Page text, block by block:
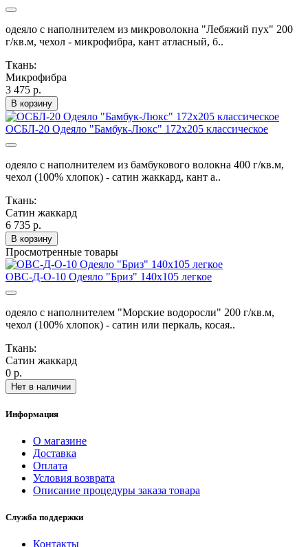
одеяло с наполнителем из микроволокна "Лебяжий пух" 200
г/кв.м, чехол - микрофибра, кант атласный, б..
Ткань:
Микрофибра
3 475 р.
В корзину
ОСБЛ-20 Одеяло "Бамбук-Люкс" 172х205 классическое
одеяло с наполнителем из бамбукового волокна 400 г/кв.м,
чехол (100% хлопок) - сатин жаккард, кант а..
Ткань:
Сатин жаккард
6 735 р.
В корзину
Просмотренные товары
ОВС-Д-О-10 Одеяло "Бриз" 140х105 легкое
одеяло с наполнителем "Морские водоросли" 200 г/кв.м,
чехол (100% хлопок) - сатин или перкаль, косая..
Ткань:
Сатин жаккард
0 р.
Нет в наличии
Информация
О магазине
Доставка
Оплата
Условия возврата
Описание процедуры заказа товара
Служба поддержки
Контакты